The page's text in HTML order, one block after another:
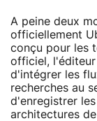
A peine deux
officiellement
conçu pour les
officiel, l'éditeur
d'intégrer les
recherches au
d'enregistrer
architectures